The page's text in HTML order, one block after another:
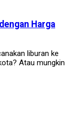
Harga
liburan ke
Atau mungkin